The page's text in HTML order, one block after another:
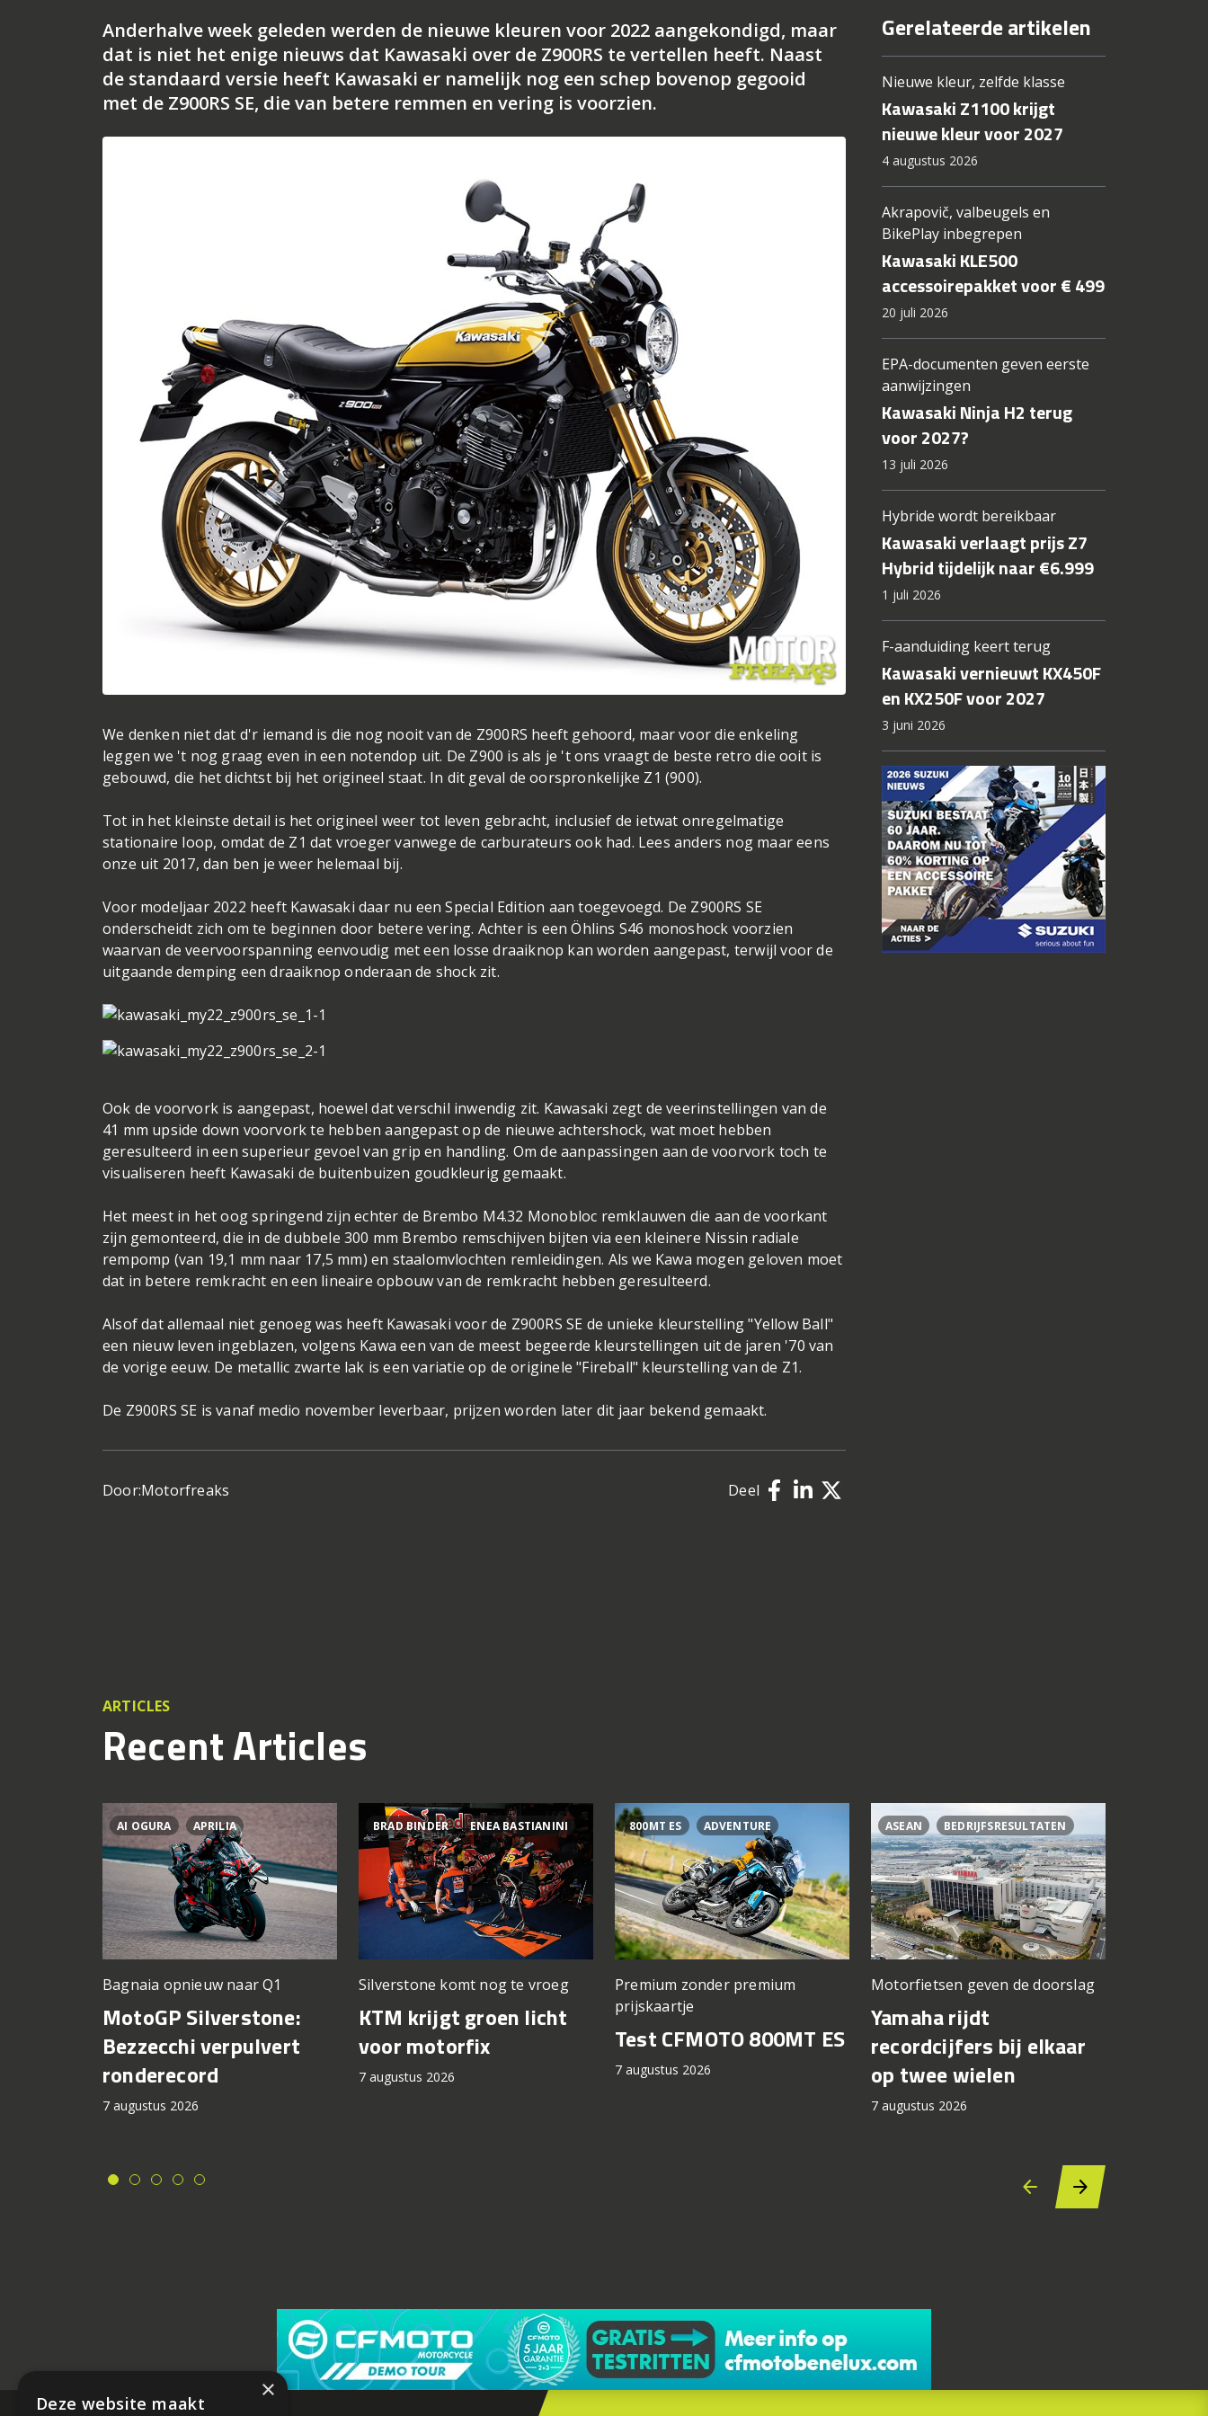
Anderhalve week geleden werden de nieuwe kleuren voor 2022 aangekondigd, maar
dat is niet het enige nieuws dat Kawasaki over de Z900RS te vertellen heeft. Naast
de standaard versie heeft Kawasaki er namelijk nog een schep bovenop gegooid
met de Z900RS SE, die van betere remmen en vering is voorzien.
We denken niet dat d'r iemand is die nog nooit van de Z900RS heeft gehoord, maar voor die enkeling
leggen we 't nog graag even in een notendop uit. De Z900 is als je 't ons vraagt de beste retro die ooit is
gebouwd, die het dichtst bij het origineel staat. In dit geval de oorspronkelijke Z1 (900).
Tot in het kleinste detail is het origineel weer tot leven gebracht, inclusief de ietwat onregelmatige
stationaire loop, omdat de Z1 dat vroeger vanwege de carburateurs ook had. Lees anders nog maar eens
onze uit 2017, dan ben je weer helemaal bij.
Voor modeljaar 2022 heeft Kawasaki daar nu een Special Edition aan toegevoegd. De Z900RS SE
onderscheidt zich om te beginnen door betere vering. Achter is een Öhlins S46 monoshock voorzien
waarvan de veervoorspanning eenvoudig met een losse draaiknop kan worden aangepast, terwijl voor de
uitgaande demping een draaiknop onderaan de shock zit.
Ook de voorvork is aangepast, hoewel dat verschil inwendig zit. Kawasaki zegt de veerinstellingen van de
41 mm upside down voorvork te hebben aangepast op de nieuwe achtershock, wat moet hebben
geresulteerd in een superieur gevoel van grip en handling. Om de aanpassingen aan de voorvork toch te
visualiseren heeft Kawasaki de buitenbuizen goudkleurig gemaakt.
Het meest in het oog springend zijn echter de Brembo M4.32 Monobloc remklauwen die aan de voorkant
zijn gemonteerd, die in de dubbele 300 mm Brembo remschijven bijten via een kleinere Nissin radiale
rempomp (van 19,1 mm naar 17,5 mm) en staalomvlochten remleidingen. Als we Kawa mogen geloven moet
dat in betere remkracht en een lineaire opbouw van de remkracht hebben geresulteerd.
Alsof dat allemaal niet genoeg was heeft Kawasaki voor de Z900RS SE de unieke kleurstelling "Yellow Ball"
een nieuw leven ingeblazen, volgens Kawa een van de meest begeerde kleurstellingen uit de jaren '70 van
de vorige eeuw. De metallic zwarte lak is een variatie op de originele "Fireball" kleurstelling van de Z1.
De Z900RS SE is vanaf medio november leverbaar, prijzen worden later dit jaar bekend gemaakt.
Door:Motorfreaks Deel
Gerelateerde artikelen
Nieuwe kleur, zelfde klasse
Kawasaki Z1100 krijgt
nieuwe kleur voor 2027
4 augustus 2026
Akrapovič, valbeugels en
BikePlay inbegrepen
Kawasaki KLE500
accessoirepakket voor € 499
20 juli 2026
EPA-documenten geven eerste
aanwijzingen
Kawasaki Ninja H2 terug
voor 2027?
13 juli 2026
Hybride wordt bereikbaar
Kawasaki verlaagt prijs Z7
Hybrid tijdelijk naar €6.999
1 juli 2026
F-aanduiding keert terug
Kawasaki vernieuwt KX450F
en KX250F voor 2027
3 juni 2026
ARTICLES
Recent Articles
AI OGURA APRILIA
Bagnaia opnieuw naar Q1
MotoGP Silverstone:
Bezzecchi verpulvert
ronderecord
7 augustus 2026
BRAD BINDER ENEA BASTIANINI
Silverstone komt nog te vroeg
KTM krijgt groen licht
voor motorfix
7 augustus 2026
800MT ES ADVENTURE
Premium zonder premium
prijskaartje
Test CFMOTO 800MT ES
7 augustus 2026
ASEAN BEDRIJFSRESULTATEN
Motorfietsen geven de doorslag
Yamaha rijdt
recordcijfers bij elkaar
op twee wielen
7 augustus 2026
×
Deze website maakt